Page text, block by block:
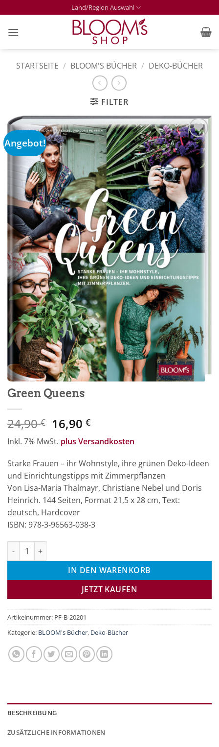
Inhalt
springen
Land/Region Auswahl
STARTSEITE / BLOOM'S BÜCHER / DEKO-BÜCHER
FILTER
Angebot!
Zur
Merkliste
hinzufügen
Green Queens
24,90€ Ursprünglicher
Preis
war:
24,90 €
16,90€Aktueller
Preis
ist:
16,90 €.
Inkl. 7% MwSt. plus Versandkosten
Starke Frauen – ihr Wohnstyle, ihre grünen Deko-Ideen
und Einrichtungstipps mit Zimmerpflanzen
Von Lisa-Maria Thalmayr, Christiane Nebel und Doris
Heinrich. 144 Seiten, Format 21,5 x 28 cm, Text:
deutsch, Hardcover
ISBN: 978-3-96563-038-3
Green Queens Menge
IN DEN WARENKORB
JETZT KAUFEN
Artikelnummer: PF-B-20201
Kategorie: BLOOM's Bücher, Deko-Bücher
BESCHREIBUNG
ZUSÄTZLICHE INFORMATIONEN